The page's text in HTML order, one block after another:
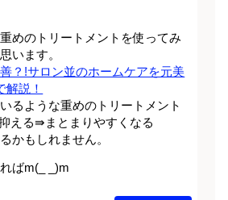
めのトリートメントを使ってみ
います。
？!サロン並のホームケアを元美
解説！
るような重めのトリートメント
える⇛まとまりやすくなる
かもしれません。
ばm(_ _)m